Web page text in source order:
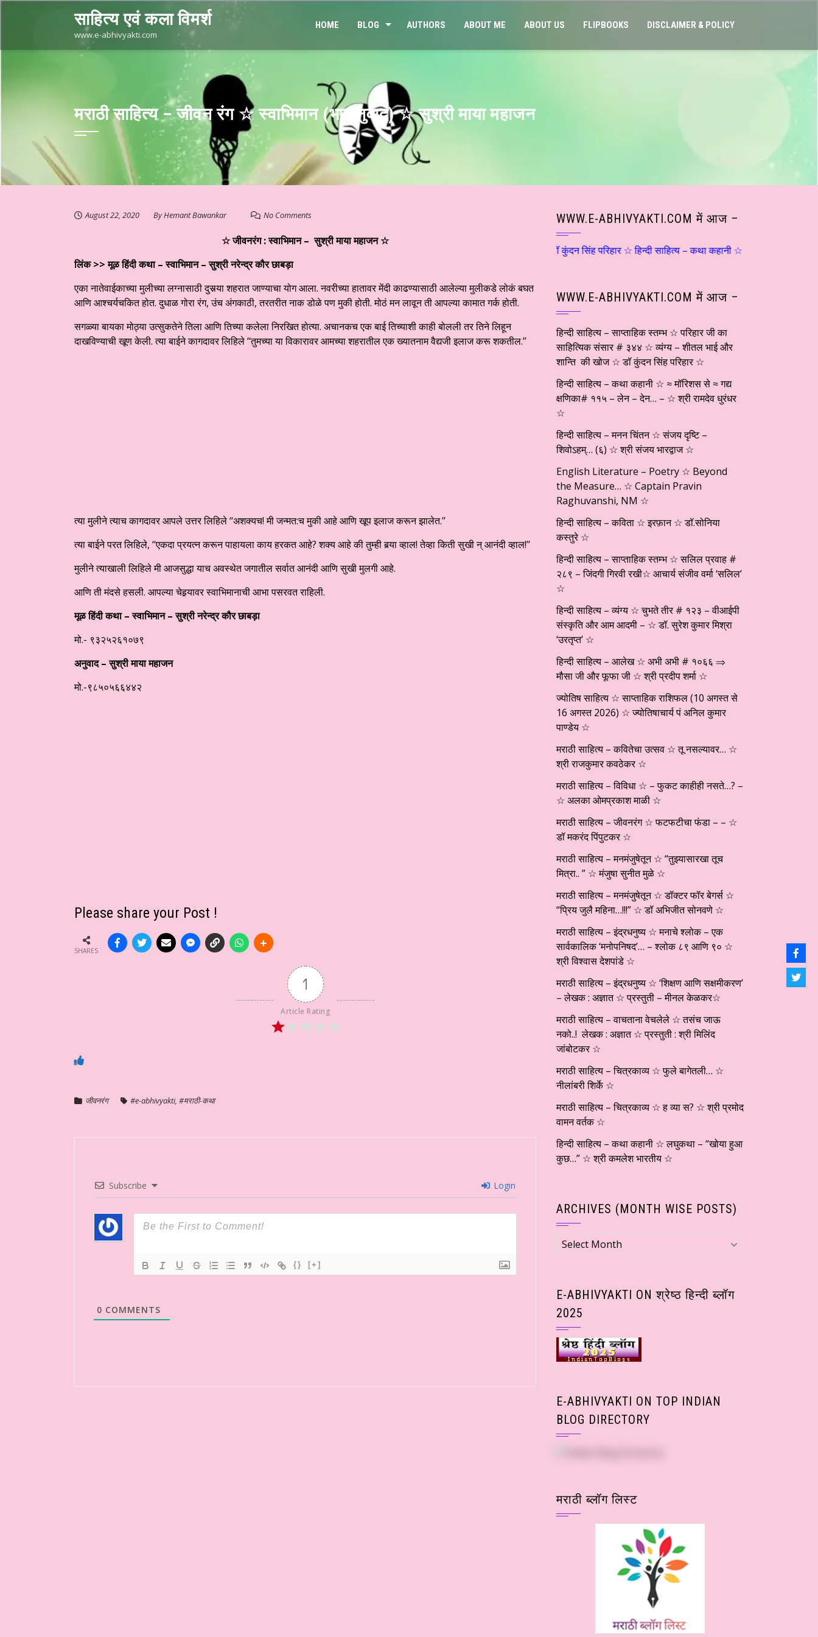
साहित्य एवं कला विमर्श
www.e-abhivyakti.com
HOME BLOG AUTHORS ABOUT ME ABOUT US FLIPBOOKS DISCLAIMER & POLICY
मराठी साहित्य – जीवन रंग ☆ स्वाभिमान (भावानुवाद) ☆ सुश्री माया महाजन
August 22, 2020 ByHemant Bawankar No Comments
☆ जीवनरंग : स्वाभिमान – सुश्री माया महाजन ☆
लिंक >> मूळ हिंदी कथा –स्वाभिमान – सुश्री नरेन्द्र कौर छाबड़ा
एका नातेवाईकाच्या मुलीच्या लग्नासाठी दुसर्‍या शहरात जाण्याचा योग आला. नवरीच्या हातावर मेंदी काढण्यासाठी आलेल्या मुलीकडे लोकं बघत
आणि आश्चर्यचकित होत. दुधाळ गोरा रंग, उंच अंगकाठी, तरतरीत नाक डोळे पण मुकी होती. मोठं मन लावून ती आपल्या कामात गर्क होती.
सगळ्या बायका मोठ्या उत्सुकतेने तिला आणि तिच्या कलेला निरखित होत्या. अचानकच एक बाई तिच्याशी काही बोलली तर तिने लिहून
दाखविण्याची खूण केली. त्या बाईने कागदावर लिहिले ‘‘तुमच्या या विकारावर आमच्या शहरातील एक ख्यातनाम वैद्यजी इलाज करू शकतील.’’
त्या मुलीने त्याच कागदावर आपले उत्तर लिहिले ‘‘अशक्यच! मी जन्मत:च मुकी आहे आणि खूप इलाज करून झालेत.’’
त्या बाईने परत लिहिले, ‘‘एकदा प्रयत्न करून पाहायला काय हरकत आहे? शक्य आहे की तुम्ही बर्‍या व्हाल! तेव्हा किती सुखी न् आनंदी व्हाल!’’
मुलीने त्याखाली लिहिले मी आजसुद्धा याच अवस्थेत जगातील सर्वात आनंदी आणि सुखी मुलगी आहे.
आणि ती मंदसे हसली. आपल्या चेहर्‍यावर स्वाभिमानाची आभा पसरवत राहिली.
मूळ हिंदी कथा – स्वाभिमान – सुश्री नरेन्द्र कौर छाबड़ा
मो.- ९३२५२६१०७९
अनुवाद – सुश्री माया महाजन
मो.-९८५०५६६४४२
Please share your Post !
SHARES
1
Article Rating
जीवनरंग #e-abhivyakti, #मराठी-कथा
Subscribe Login
{} [+]
0 COMMENTS
WWW.E-ABHIVYAKTI.COM में आज –
हिन्दी साहित्य – साप्ताहिक स्तम्भ ☆ परिहार जी का साहित्यिक संसार # ३४४ ☆ व्यंग्य – शीतल भाई और शान्ति की खोज ☆ डॉ कुंदन सिंह परिहार ☆ हिन्दी साहित्य – कथा कहानी ☆ ≈ मॉरिशस से ≈
WWW.E-ABHIVYAKTI.COM में आज –
हिन्दी साहित्य – साप्ताहिक स्तम्भ ☆ परिहार जी का
साहित्यिक संसार # ३४४ ☆ व्यंग्य – शीतल भाई और
शान्ति की खोज ☆ डॉ कुंदन सिंह परिहार ☆
हिन्दी साहित्य – कथा कहानी ☆ ≈ मॉरिशस से ≈ गद्य
क्षणिका# ११५ – लेन – देन… – ☆ श्री रामदेव धुरंधर
☆
हिन्दी साहित्य – मनन चिंतन ☆ संजय दृष्टि –
शिवोऽहम्… (६) ☆ श्री संजय भारद्वाज ☆
English Literature – Poetry ☆ Beyond
the Measure… ☆ Captain Pravin
Raghuvanshi, NM ☆
हिन्दी साहित्य – कविता ☆ इरफ़ान ☆ डॉ.सोनिया
कस्तुरे ☆
हिन्दी साहित्य – साप्ताहिक स्तम्भ ☆ सलिल प्रवाह #
२८९ – जिंदगी गिरवी रखी☆ आचार्य संजीव वर्मा ‘सलिल’
☆
हिन्दी साहित्य – व्यंग्य ☆ चुभते तीर # १२३ – वीआईपी
संस्कृति और आम आदमी – ☆ डॉ. सुरेश कुमार मिश्रा
‘उरतृप्त’ ☆
हिन्दी साहित्य – आलेख ☆ अभी अभी # १०६६ ⇒
मौसा जी और फूफा जी ☆ श्री प्रदीप शर्मा ☆
ज्योतिष साहित्य ☆ साप्ताहिक राशिफल (10 अगस्त से
16 अगस्त 2026) ☆ ज्योतिषाचार्य पं अनिल कुमार
पाण्डेय ☆
मराठी साहित्य – कवितेचा उत्सव ☆ तू नसल्यावर… ☆
श्री राजकुमार कवठेकर ☆
मराठी साहित्य – विविधा ☆ – फुकट काहीही नसते…? –
☆ अलका ओमप्रकाश माळी ☆
मराठी साहित्य – जीवनरंग ☆ फटफटीचा फंडा – – ☆
डॉ मकरंद पिंपुटकर ☆
मराठी साहित्य – मनमंजुषेतून ☆ “तुझ्यासारखा तूच
मित्रा.. ” ☆ मंजुषा सुनीत मुळे ☆
मराठी साहित्य – मनमंजुषेतून ☆ डॉक्टर फॉर बेगर्स ☆
“प्रिय जुलै महिना…!!!” ☆ डॉ अभिजीत सोनवणे ☆
मराठी साहित्य – इंद्रधनुष्य ☆ मनाचे श्लोक – एक
सार्वकालिक ‘मनोपनिषद’… – श्लोक ८९ आणि ९० ☆
श्री विश्वास देशपांडे ☆
मराठी साहित्य – इंद्रधनुष्य ☆ ‘शिक्षण आणि सक्षमीकरण’
– लेखक : अज्ञात ☆ प्रस्तुती – मीनल केळकर☆
मराठी साहित्य – वाचताना वेचलेले ☆ तसंच जाऊ
नको..! लेखक : अज्ञात ☆ प्रस्तुती : श्री मिलिंद
जांबोटकर ☆
मराठी साहित्य – चित्रकाव्य ☆ फुले बागेतली… ☆
नीलांबरी शिर्के ☆
मराठी साहित्य – चित्रकाव्य ☆ ह व्या स? ☆ श्री प्रमोद
वामन वर्तक ☆
हिन्दी साहित्य – कथा कहानी ☆ लघुकथा – “खोया हुआ
कुछ…” ☆ श्री कमलेश भारतीय ☆
ARCHIVES (MONTH WISE POSTS)
Archives
(Month
E-ABHIVYAKTI ON श्रेष्ठ हिन्दी ब्लॉग
2025
E-ABHIVYAKTI ON TOP INDIAN
BLOG DIRECTORY
मराठी ब्लॉग लिस्ट